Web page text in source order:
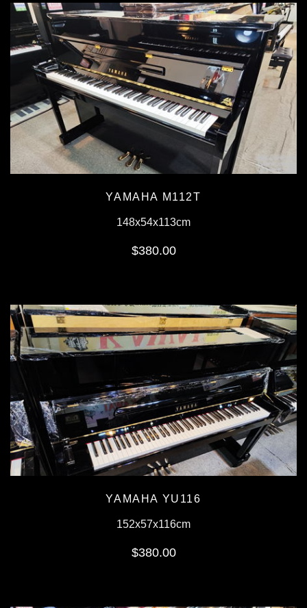
YAMAHA M112T
148x54x113cm
$380.00
YAMAHA YU116
152x57x116cm
$380.00